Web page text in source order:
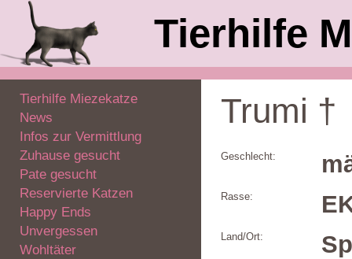
Tierhilfe
Tierhilfe Miezekatze
News
Infos zur Vermittlung
Zuhause gesucht
Pate gesucht
Reservierte Katzen
Happy Ends
Unvergessen
Wohltäter
Trumi †
Geschlecht:
Rasse:
Land/Ort: